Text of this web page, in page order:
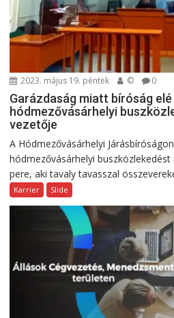
2023. május 19. péntek © 0
Garázdaság miatt bíróság
hódmezővásárhelyi
vezetője
A Hódmezővásárhelyi
hódmezővásárhelyi
pere, aki tavaly tavasszal
Karrier Slide